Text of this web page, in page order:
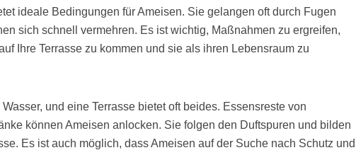
ideale Bedingungen für Ameisen. Sie gelangen oft durch Fugen
sich schnell vermehren. Es ist wichtig, Maßnahmen zu ergreifen,
Ihre Terrasse zu kommen und sie als ihren Lebensraum zu
und eine Terrasse bietet oft beides. Essensreste von
können Ameisen anlocken. Sie folgen den Duftspuren und bilden
Es ist auch möglich, dass Ameisen auf der Suche nach Schutz und